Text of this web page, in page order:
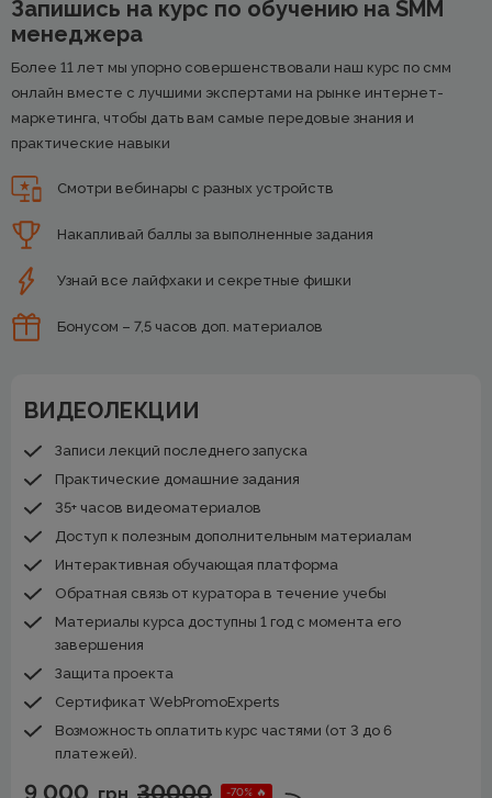
Запишись на курс по обучению на SMM
менеджера
Более 11 лет мы упорно совершенствовали наш курс по смм
онлайн вместе с лучшими экспертами на рынке интернет-
маркетинга, чтобы дать вам самые передовые знания и
практические навыки
Смотри вебинары с разных устройств
Накапливай баллы за выполненные задания
Узнай все лайфхаки и секретные фишки
Бонусом – 7,5 часов доп. материалов
ВИДЕОЛЕКЦИИ
Записи лекций последнего запуска
Практические домашние задания
35+ часов видеоматериалов
Доступ к полезным дополнительным материалам
Интерактивная обучающая платформа
Обратная связь от куратора в течение учебы
Материалы курса доступны 1 год с момента его
завершения
Защита проекта
Сертификат WebPromoExperts
Возможность оплатить курс частями (от 3 до 6
платежей).
9 000 30000 -70% 🔥